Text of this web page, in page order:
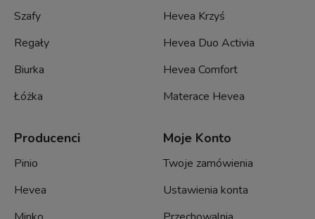
Szafy
Regały
Biurka
Łóżka
Hevea Krzyś
Hevea Duo Activia
Hevea Comfort
Materace Hevea
Producenci
Pinio
Hevea
Moje Konto
Twoje zamówienia
Ustawienia konta